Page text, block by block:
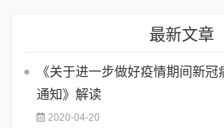
最新文章
《关于进一步做好疫情期间新
通知》解读
2020-04-20